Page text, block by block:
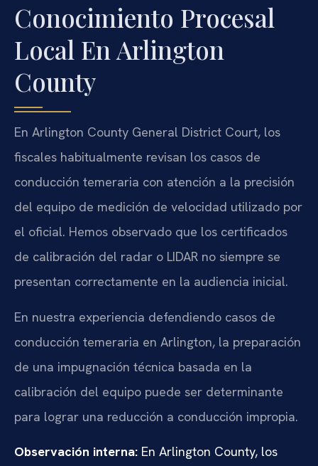
Conocimiento Procesal
Local En Arlington
County
En Arlington County General District Court, los
fiscales habitualmente revisan los casos de
conducción temeraria con atención a la precisión
del equipo de medición de velocidad utilizado por
el oficial. Hemos observado que los certificados
de calibración del radar o LIDAR no siempre se
presentan correctamente en la audiencia inicial.
En nuestra experiencia defendiendo casos de
conducción temeraria en Arlington, la preparación
de una impugnación técnica basada en la
calibración del equipo puede ser determinante
para lograr una reducción a conducción impropia.
Observación interna: En Arlington County, los